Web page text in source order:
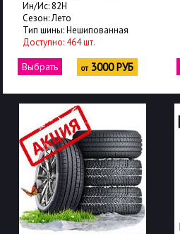
Ин/Ис: 82H
Сезон: Лето
Тип шины: Нешипованная
Доступно: 464 шт.
Выбрать от3000 РУБ